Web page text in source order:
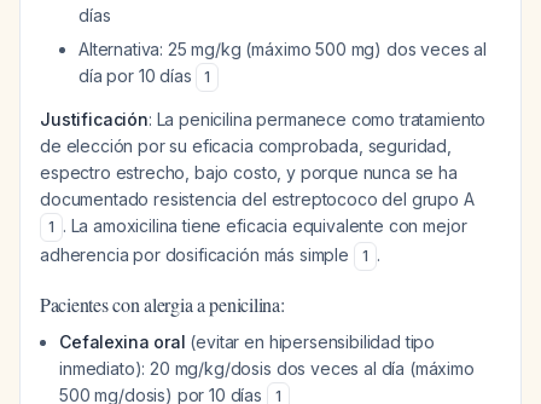
días
Alternativa: 25 mg/kg (máximo 500 mg) dos veces al
día por 10 días
1
Justificación: La penicilina permanece como tratamiento
de elección por su eficacia comprobada, seguridad,
espectro estrecho, bajo costo, y porque nunca se ha
documentado resistencia del estreptococo del grupo A
1 . La amoxicilina tiene eficacia equivalente con mejor
adherencia por dosificación más simple
1 .
Pacientes con alergia a penicilina:
Cefalexina oral (evitar en hipersensibilidad tipo
inmediato): 20 mg/kg/dosis dos veces al día (máximo
500 mg/dosis) por 10 días
1